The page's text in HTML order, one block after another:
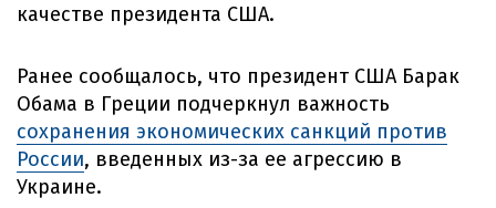
качестве президента США.
Ранее сообщалось, что президент США Барак
Обама в Греции подчеркнул важность
сохранения экономических санкций против
России, введенных из-за ее агрессию в
Украине.